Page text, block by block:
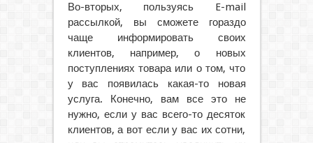
Во-вторых, пользуясь E-mail
рассылкой, вы сможете гораздо
чаще информировать своих
клиентов, например, о новых
поступлениях товара или о том, что
у вас появилась какая-то новая
услуга. Конечно, вам все это не
нужно, если у вас всего-то десяток
клиентов, а вот если у вас их сотни,